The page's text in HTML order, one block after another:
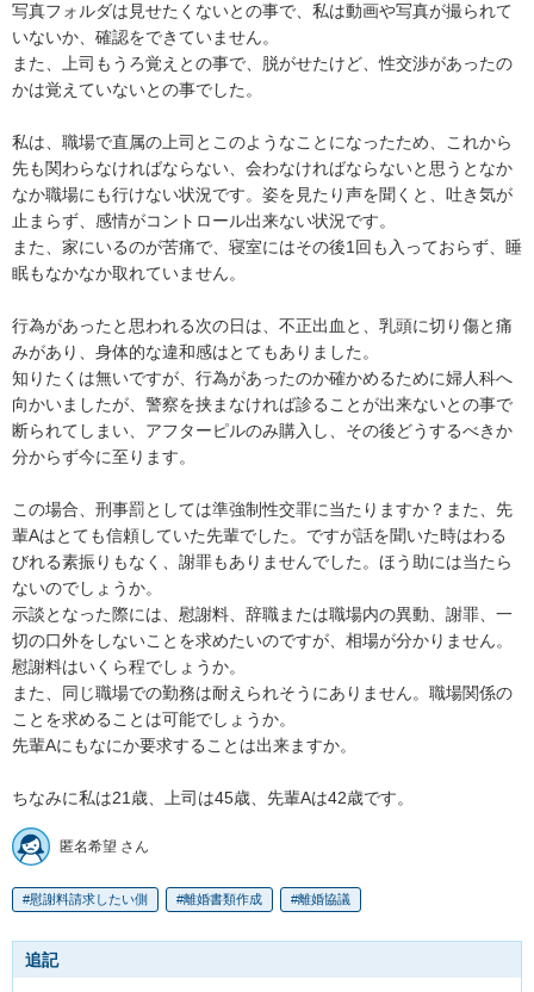
写真フォルダは見せたくないとの事で、私は動画や写真が撮られて
いないか、確認をできていません。
また、上司もうろ覚えとの事で、脱がせたけど、性交渉があったの
かは覚えていないとの事でした。
私は、職場で直属の上司とこのようなことになったため、これから
先も関わらなければならない、会わなければならないと思うとなか
なか職場にも行けない状況です。姿を見たり声を聞くと、吐き気が
止まらず、感情がコントロール出来ない状況です。
また、家にいるのが苦痛で、寝室にはその後1回も入っておらず、睡
眠もなかなか取れていません。
行為があったと思われる次の日は、不正出血と、乳頭に切り傷と痛
みがあり、身体的な違和感はとてもありました。
知りたくは無いですが、行為があったのか確かめるために婦人科へ
向かいましたが、警察を挟まなければ診ることが出来ないとの事で
断られてしまい、アフターピルのみ購入し、その後どうするべきか
分からず今に至ります。
この場合、刑事罰としては準強制性交罪に当たりますか？また、先
輩Aはとても信頼していた先輩でした。ですが話を聞いた時はわる
びれる素振りもなく、謝罪もありませんでした。ほう助には当たら
ないのでしょうか。
示談となった際には、慰謝料、辞職または職場内の異動、謝罪、一
切の口外をしないことを求めたいのですが、相場が分かりません。
慰謝料はいくら程でしょうか。
また、同じ職場での勤務は耐えられそうにありません。職場関係の
ことを求めることは可能でしょうか。
先輩Aにもなにか要求することは出来ますか。
ちなみに私は21歳、上司は45歳、先輩Aは42歳です。
匿名希望 さん
慰謝料請求したい側 離婚書類作成 離婚協議
追記